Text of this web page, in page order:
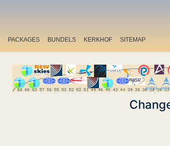
PACKAGES BUNDELS KERKHOF SITEMAP